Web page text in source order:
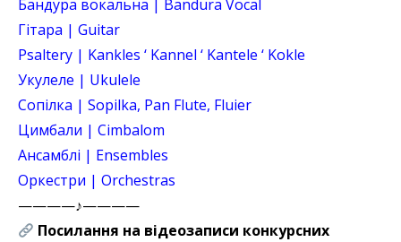
Бандура вокальна | Bandura Vocal
Гітара | Guitar
Psaltery | Kankles ‘ Kannel ‘ Kantele ‘ Kokle
Укулеле | Ukulele
Cопілка | Sopilka, Pan Flute, Fluier
Цимбали | Cimbalom
Ансамблі | Ensembles
Оркестри | Orchestras
————♪————
Посилання на відеозаписи конкурсних